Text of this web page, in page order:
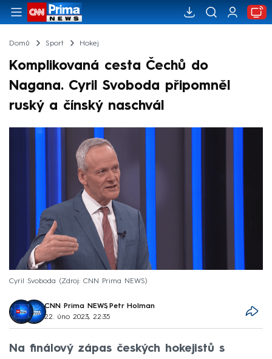
Domů Sport Hokej
Komplikovaná cesta Čechů do
Nagana. Cyril Svoboda připomněl
ruský a čínský naschvál
Cyril Svoboda Zdroj: CNN Prima NEWS
CNN Prima NEWS, Petr Holman
22. úno 2023, 22:35
Na finálový zápas českých hokejistů s